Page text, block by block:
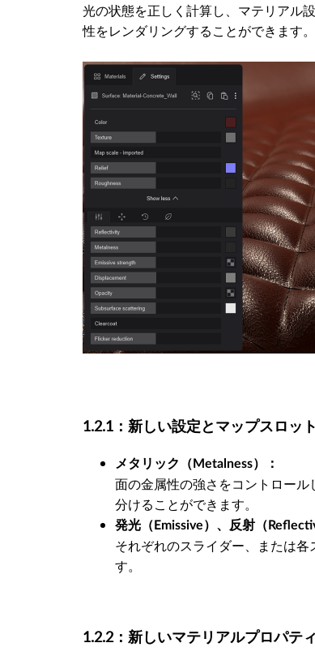
光の状態を正しく計算し、マテリアル
性をレンダリングすることができます。
1.2.1：新しい設定とマップスロット
メタリック（Metalness）：
面の金属性の強さをコントロー
分けることができます。
発光（Emissive）、反射（
それぞれのスライダー、または
す。
1.2.2：新しいマテリアルプロパティ